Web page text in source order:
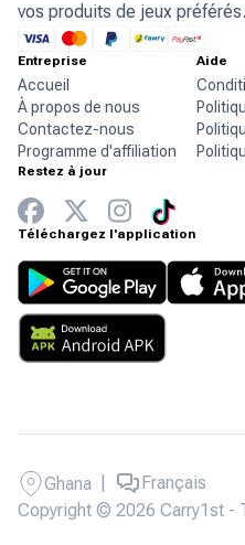
vos produits de jeux préférés.
Entreprise
Accueil
À propos de nous
Contactez-nous
Programme d'affiliation
Aide
Restez à jour
Téléchargez l'application
Copyright © 2026 Carry1st -
Ghana Français